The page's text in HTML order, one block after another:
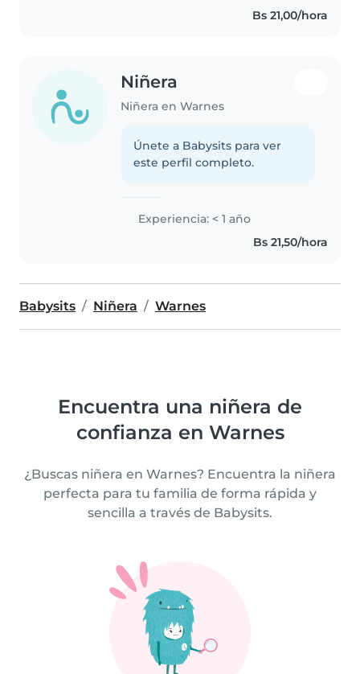
Bs 21,00/hora
Niñera
Niñera en Warnes
Únete a Babysits para ver
este perfil completo.
Experiencia: < 1 año
Bs 21,50/hora
Babysits Niñera Warnes
Encuentra una niñera de
confianza en Warnes
¿Buscas niñera en Warnes? Encuentra la niñera
perfecta para tu familia de forma rápida y
sencilla a través de Babysits.